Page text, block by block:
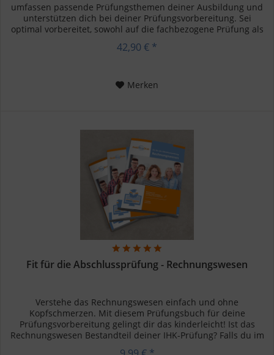
umfassen passende Prüfungsthemen deiner Ausbildung und
unterstützen dich bei deiner Prüfungsvorbereitung. Sei
optimal vorbereitet, sowohl auf die fachbezogene Prüfung als
auch auf...
42,90 € *
Merken
Fit für die Abschlussprüfung - Rechnungswesen
Verstehe das Rechnungswesen einfach und ohne
Kopfschmerzen. Mit diesem Prüfungsbuch für deine
Prüfungsvorbereitung gelingt dir das kinderleicht! Ist das
Rechnungswesen Bestandteil deiner IHK-Prüfung? Falls du im
kaufmännischen Bereich,...